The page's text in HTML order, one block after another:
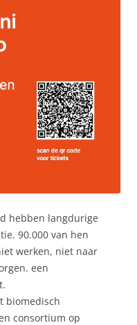
hebben langdurige
90.000 van hen
werken, niet naar
een
biomedisch
consortium op